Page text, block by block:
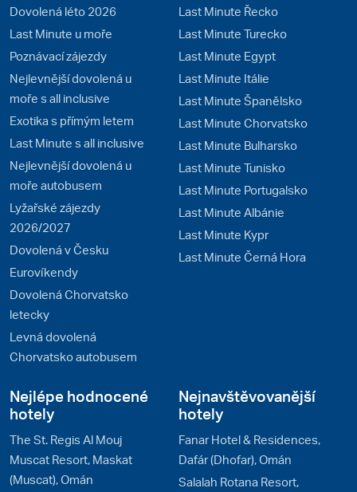
Dovolená léto 2026
Last Minute u moře
Poznávací zájezdy
Nejlevnější dovolená u
moře s all inclusive
Exotika s přímým letem
Last Minute s all inclusive
Nejlevnější dovolená u
moře autobusem
Lyžařské zájezdy
2026/2027
Dovolená v Česku
Eurovíkendy
Dovolená Chorvatsko
letecky
Levná dovolená
Chorvatsko autobusem
Last Minute Řecko
Last Minute Turecko
Last Minute Egypt
Last Minute Itálie
Last Minute Španělsko
Last Minute Chorvatsko
Last Minute Bulharsko
Last Minute Tunisko
Last Minute Portugalsko
Last Minute Albánie
Last Minute Kypr
Last Minute Černá Hora
Nejlépe hodnocené
hotely
The St. Regis Al Mouj
Muscat Resort, Maskat
(Muscat), Omán
Nejnavštěvovanější
hotely
Fanar Hotel & Residences,
Dafár (Dhofar), Omán
Salalah Rotana Resort,